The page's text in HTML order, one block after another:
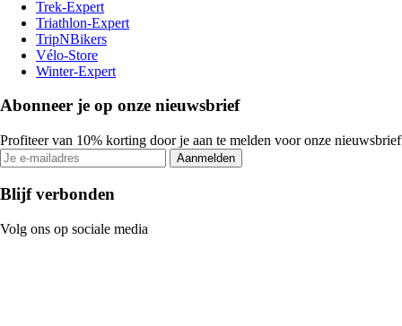
Trek-Expert
Triathlon-Expert
TripNBikers
Vélo-Store
Winter-Expert
Abonneer je op onze nieuwsbrief
Profiteer van 10% korting door je aan te melden voor onze nieuwsbrief
Aanmelden
Blijf verbonden
Volg ons op sociale media